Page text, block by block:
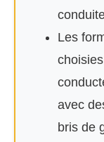
Les
avec
bris de